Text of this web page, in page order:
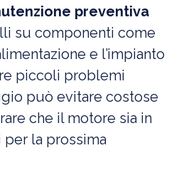
preventiva
su componenti come
e l’impianto
piccoli problemi
può evitare costose
che il motore sia in
la prossima